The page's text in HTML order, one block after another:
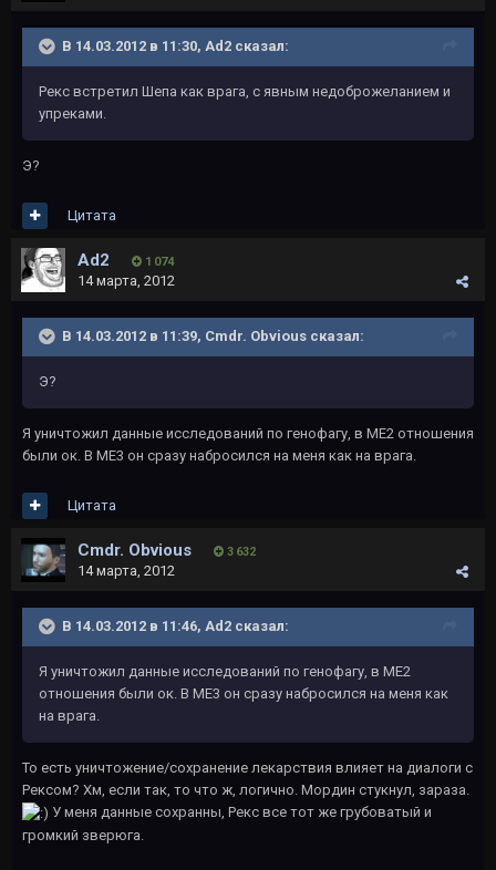
В 14.03.2012 в 11:30, Ad2 сказал:
Рекс встретил Шепа как врага, с явным недоброжеланием и
упреками.
Э?
Цитата
Ad2 1 074
14 марта, 2012
В 14.03.2012 в 11:39, Cmdr. Obvious сказал:
Э?
Я уничтожил данные исследований по генофагу, в МЕ2 отношения
были ок. В МЕ3 он сразу набросился на меня как на врага.
Цитата
Cmdr. Obvious 3 632
14 марта, 2012
В 14.03.2012 в 11:46, Ad2 сказал:
Я уничтожил данные исследований по генофагу, в МЕ2
отношения были ок. В МЕ3 он сразу набросился на меня как
на врага.
То есть уничтожение/сохранение лекарствия влияет на диалоги с
Рексом? Хм, если так, то что ж, логично. Мордин стукнул, зараза.
У меня данные сохранны, Рекс все тот же грубоватый и
громкий зверюга.